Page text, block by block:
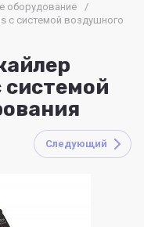
оборудование
/
с системой воздушного
Следующий